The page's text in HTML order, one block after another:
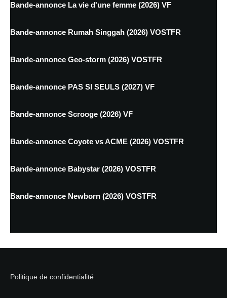
Bande-annonce La vie d'une femme (2026) VF
Bande-annonce Rumah Singgah (2026) VOSTFR
Bande-annonce Geo-storm (2026) VOSTFR
Bande-annonce PAS SI SEULS (2027) VF
Bande-annonce Scrooge (2026) VF
Bande-annonce Coyote vs ACME (2026) VOSTFR
Bande-annonce Babystar (2026) VOSTFR
Bande-annonce Newborn (2026) VOSTFR
Politique de confidentialité